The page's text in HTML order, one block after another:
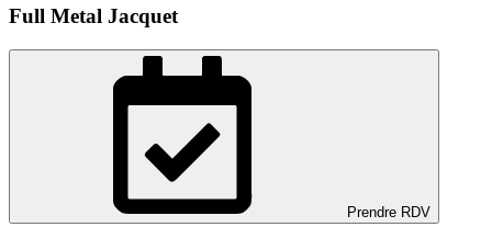
Full Metal Jacquet
Prendre RDV